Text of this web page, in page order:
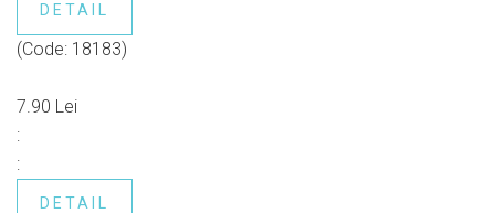
DETAIL
(Code: 18183)
7.90 Lei
:
:
DETAIL